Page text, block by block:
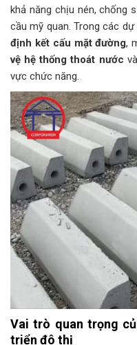
khả năng chịu nén, chống
cầu mỹ quan. Trong các
định kết cấu mặt đường,
vệ hệ thống thoát nước
vực chức năng.
Vai trò quan trọng
triển đô thị